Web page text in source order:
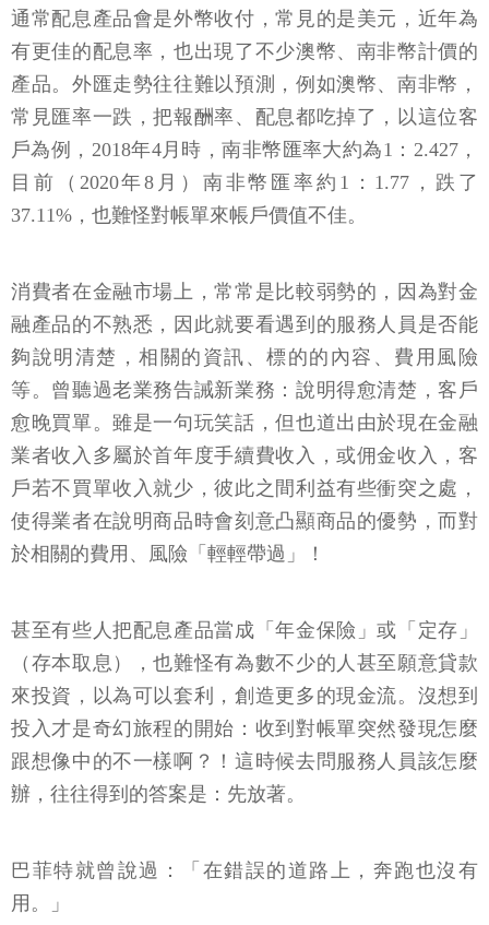
通常配息產品會是外幣收付，常見的是美元，近年為
有更佳的配息率，也出現了不少澳幣、南非幣計價的
產品。外匯走勢往往難以預測，例如澳幣、南非幣，
常見匯率一跌，把報酬率、配息都吃掉了，以這位客
戶為例，2018年4月時，南非幣匯率大約為1：2.427，
目前（2020年8月）南非幣匯率約1：1.77，跌了
37.11%，也難怪對帳單來帳戶價值不佳。
消費者在金融市場上，常常是比較弱勢的，因為對金
融產品的不熟悉，因此就要看遇到的服務人員是否能
夠說明清楚，相關的資訊、標的的內容、費用風險
等。曾聽過老業務告誡新業務：說明得愈清楚，客戶
愈晚買單。雖是一句玩笑話，但也道出由於現在金融
業者收入多屬於首年度手續費收入，或佣金收入，客
戶若不買單收入就少，彼此之間利益有些衝突之處，
使得業者在說明商品時會刻意凸顯商品的優勢，而對
於相關的費用、風險「輕輕帶過」！
甚至有些人把配息產品當成「年金保險」或「定存」
（存本取息），也難怪有為數不少的人甚至願意貸款
來投資，以為可以套利，創造更多的現金流。沒想到
投入才是奇幻旅程的開始：收到對帳單突然發現怎麼
跟想像中的不一樣啊？！這時候去問服務人員該怎麼
辦，往往得到的答案是：先放著。
巴菲特就曾說過：「在錯誤的道路上，奔跑也沒有
用。」